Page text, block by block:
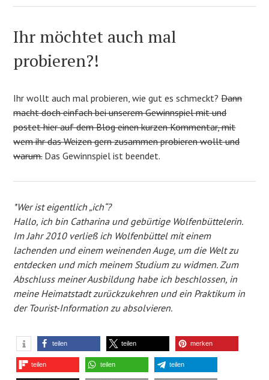
Ihr möchtet auch mal
probieren?!
Ihr wollt auch mal probieren, wie gut es schmeckt?Dann
macht doch einfach bei unserem Gewinnspiel mit und
postet hier auf dem Blog einen kurzen Kommentar, mit
wem ihr das Weizen gern zusammen probieren wollt und
warum.Das Gewinnspiel ist beendet.
*Wer ist eigentlich „ich“?
Hallo, ich bin Catharina und gebürtige Wolfenbüttelerin.
Im Jahr 2010 verließ ich Wolfenbüttel mit einem
lachenden und einem weinenden Auge, um die Welt zu
entdecken und mich meinem Studium zu widmen. Zum
Abschluss meiner Ausbildung habe ich beschlossen, in
meine Heimatstadt zurückzukehren und ein Praktikum in
der Tourist-Information zu absolvieren.
teilen teilen merken
teilen teilen teilen